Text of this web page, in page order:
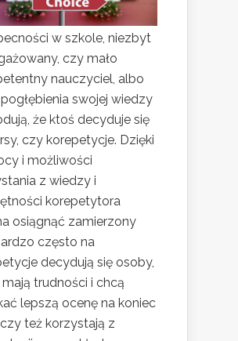
w szkole, niezbyt
czy mało
nauczyciel, albo
swojej wiedzy
że ktoś decyduje się
czy korepetycje. Dzięki
i możliwości
z wiedzy i
korepetytora
osiągnąć zamierzony
często na
decydują się osoby,
mają trudności i chcą
lepszą ocenę na koniec
też korzystają z